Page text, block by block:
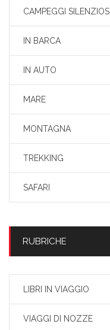
CAMPEGGI SILENZIOSI
IN BARCA
IN AUTO
MARE
MONTAGNA
TREKKING
SAFARI
RUBRICHE
LIBRI IN VIAGGIO
VIAGGI DI NOZZE